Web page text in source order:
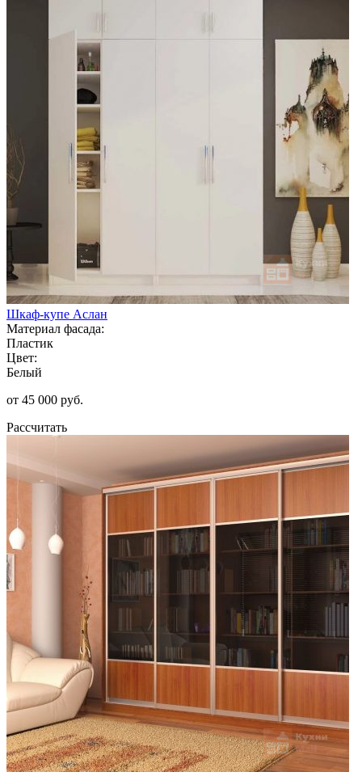
Шкаф-купе Аслан
Материал фасада:
Пластик
Цвет:
Белый
от 45 000 руб.
Рассчитать